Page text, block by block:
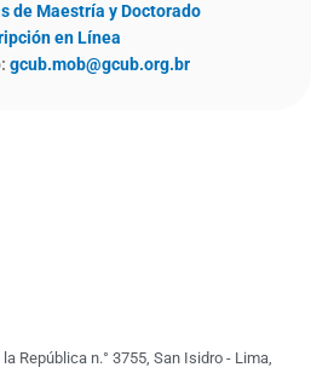
de Maestría y Doctorado
en Línea
gcub.mob@gcub.org.br
República n.° 3755, San Isidro - Lima,